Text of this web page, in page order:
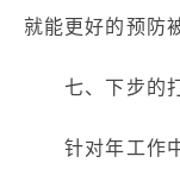
就能更好的预防
七、下步的
针对年工作中